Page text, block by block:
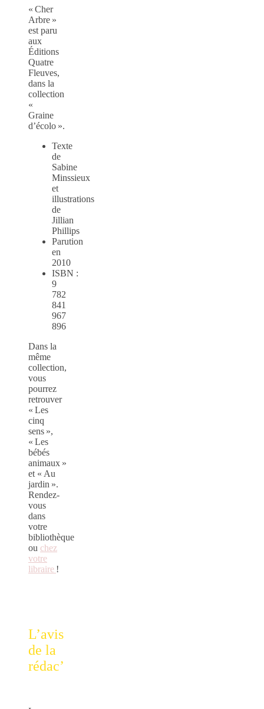
« Cher
Arbre »
est paru
aux
Éditions
Quatre
Fleuves,
dans la
collection
«
Graine
d’écolo ».
Texte
de
Sabine
Minssieux
et
illustrations
de
Jillian
Phillips
Parution
en
2010
ISBN :
9
782
841
967
896
Dans la
même
collection,
vous
pourrez
retrouver
« Les
cinq
sens »,
« Les
bébés
animaux »
et « Au
jardin ».
Rendez-
vous
dans
votre
bibliothèque
ou chez
votre
libraire !
L’avis
de la
rédac’